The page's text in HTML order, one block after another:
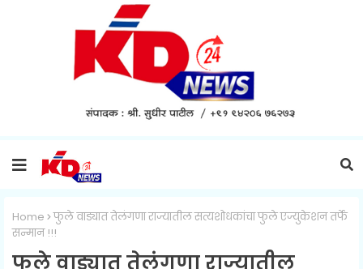
Home
फुले वाड्यात तेलंगणा राज्यातील सत्यशोधकांचा फुले एज्युकेशन तर्फे
सन्मान !!!
फुले वाड्यात तेलंगणा राज्यातील